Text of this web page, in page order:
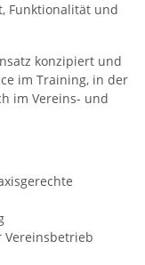
Funktionalität und
konzipiert und
im Training, in der
im Vereins- und
Vereinsbetrieb